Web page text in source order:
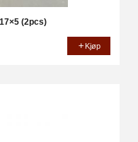
(2pcs)
Kjøp